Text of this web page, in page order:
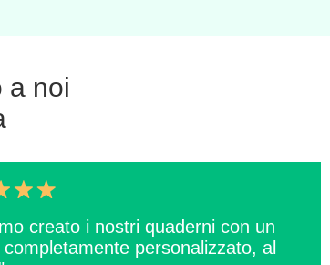
a noi
creato i nostri quaderni con un
personalizzato, al